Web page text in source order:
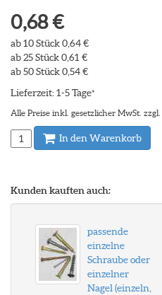
0,68 €
ab 10 Stück 0,64 €
ab 25 Stück 0,61 €
ab 50 Stück 0,54 €
Lieferzeit: 1-5 Tage*
Alle Preise inkl. gesetzlicher MwSt. zzgl.
In den Warenkorb
Kunden kauften auch:
passende
einzelne
Schraube oder
einzelner
Nagel (einzeln,